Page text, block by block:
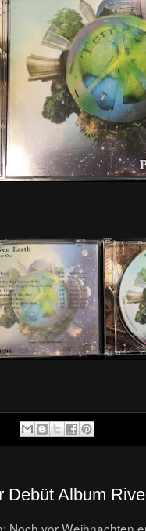
Debüt Album